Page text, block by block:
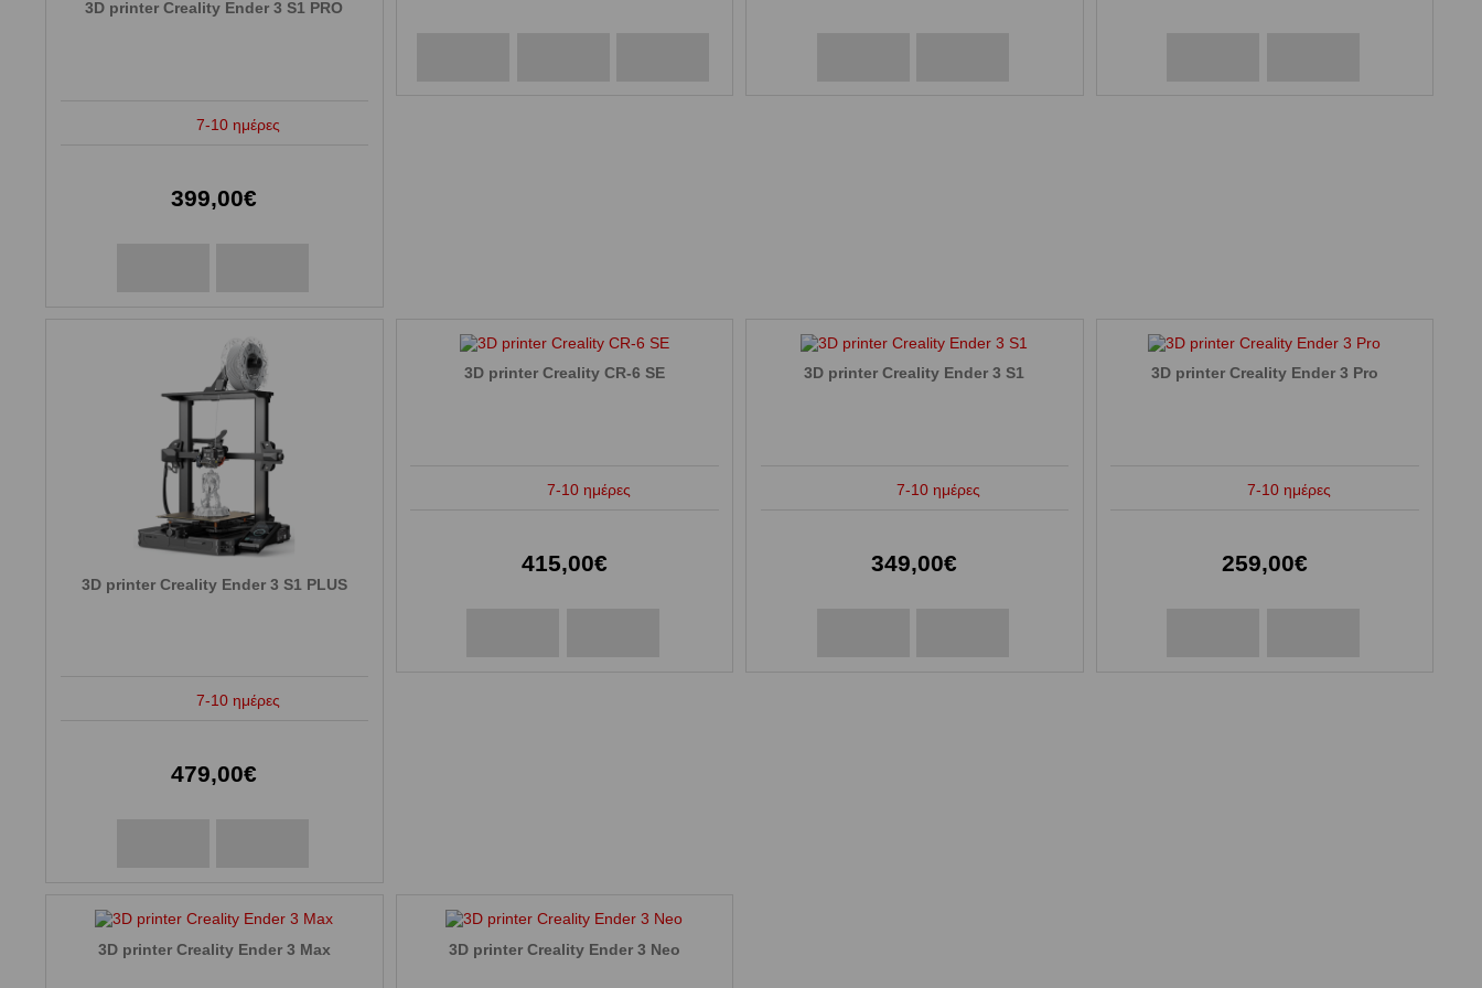
3D printer Creality Ender 3 S1 PRO
7-10 ημέρες
399,00€
3D printer Creality Ender 3 S1 PLUS
7-10 ημέρες
479,00€
3D printer Creality CR-6 SE
7-10 ημέρες
415,00€
3D printer Creality Ender 3 S1
7-10 ημέρες
349,00€
3D printer Creality Ender 3 Pro
7-10 ημέρες
259,00€
3D printer Creality Ender 3 Max 3D printer Creality Ender 3 Neo